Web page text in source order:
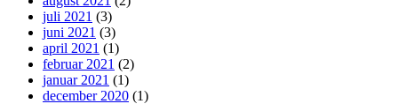
juli 2021 (3)
juni 2021 (3)
april 2021 (1)
februar 2021 (2)
januar 2021 (1)
december 2020 (1)